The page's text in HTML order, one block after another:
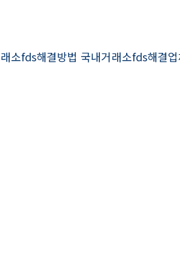
소fds해결방법 국내거래소fds해결